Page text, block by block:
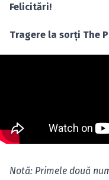
Felicitări!
Tragere la sorţi The
Notă: Primele două